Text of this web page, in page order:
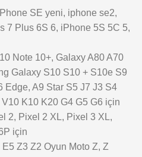
SE yeni, iphone se2,
7 Plus 6S 6, iPhone 5S 5C 5,
Note 10+, Galaxy A80 A70
Galaxy S10 S10 + S10e S9
Edge, A9 Star S5 J7 J3 S4
K10 K20 G4 G5 G6 için
2, Pixel 2 XL, Pixel 3 XL,
için
Z3 Z2 Oyun Moto Z, Z